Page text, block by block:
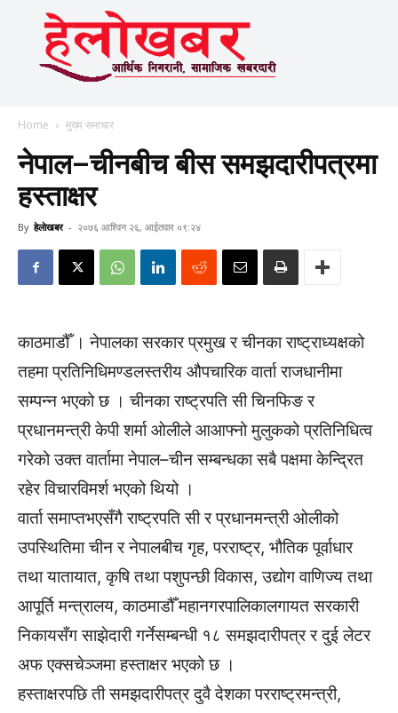
Home मुख्य समाचार
नेपाल–चीनबीच बीस समझदारीपत्रमा
हस्ताक्षर
By हेलाेखबर - २०७६ आश्विन २६, आईतवार ०९:२४
काठमाडौँ । नेपालका सरकार प्रमुख र चीनका राष्ट्राध्यक्षको
तहमा प्रतिनिधिमण्डलस्तरीय औपचारिक वार्ता राजधानीमा
सम्पन्न भएको छ । चीनका राष्ट्रपति सी चिनफिङ र
प्रधानमन्त्री केपी शर्मा ओलीले आआफ्नो मुलुकको प्रतिनिधित्व
गरेको उक्त वार्तामा नेपाल–चीन सम्बन्धका सबै पक्षमा केन्द्रित
रहेर विचारविमर्श भएको थियो ।
वार्ता समाप्तभएसँगै राष्ट्रपति सी र प्रधानमन्त्री ओलीको
उपस्थितिमा चीन र नेपालबीच गृह, परराष्ट्र, भौतिक पूर्वाधार
तथा यातायात, कृषि तथा पशुपन्छी विकास, उद्योग वाणिज्य तथा
आपूर्ति मन्त्रालय, काठमाडौँ महानगरपालिकालगायत सरकारी
निकायसँग साझेदारी गर्नेसम्बन्धी १८ समझदारीपत्र र दुई लेटर
अफ एक्सचेञ्जमा हस्ताक्षर भएको छ ।
हस्ताक्षरपछि ती समझदारीपत्र दुवै देशका परराष्ट्रमन्त्री,